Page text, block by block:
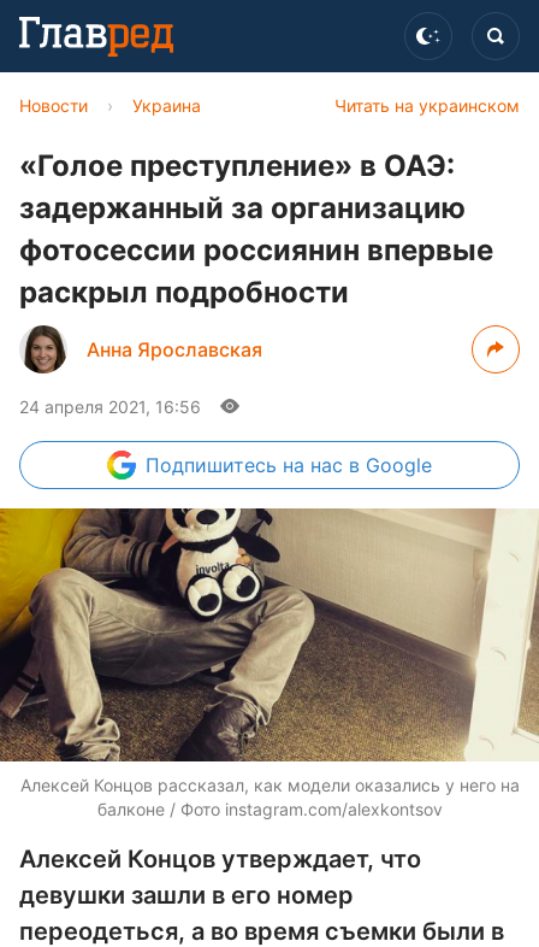
Читать на украинском
Новости › Украина
«Голое преступление» в ОАЭ:
задержанный за организацию
фотосессии россиянин впервые
раскрыл подробности
Анна Ярославская
24 апреля 2021, 16:56
Подпишитесь на нас в Google
Алексей Концов рассказал, как модели оказались у него на
балконе / Фото instagram.com/alexkontsov
Алексей Концов утверждает, что
девушки зашли в его номер
переодеться, а во время съемки были в